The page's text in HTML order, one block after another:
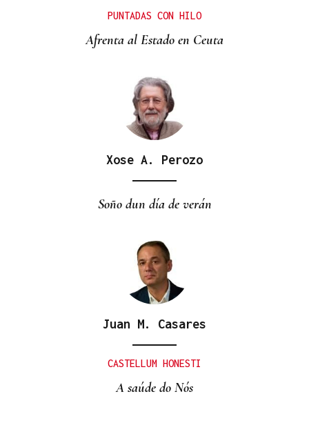
PUNTADAS CON HILO
Afrenta al Estado en Ceuta
Xose A. Perozo
Soño dun día de verán
Juan M. Casares
CASTELLUM HONESTI
A saúde do Nós